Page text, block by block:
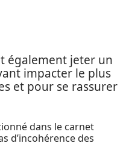
également jeter un
impacter le plus
et pour se rassurer
dans le carnet
d’incohérence des